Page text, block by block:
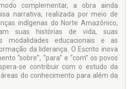
complementar, a obra ainda
narrativa, realizada por meio de
indígenas do Norte Amazônico,
suas histórias de vida, suas
modalidades educacionais e as
da liderança. O Escrito inova
“sobre”, “para” e “com” os povos
se contribuir com o estudo da
do conhecimento para além da